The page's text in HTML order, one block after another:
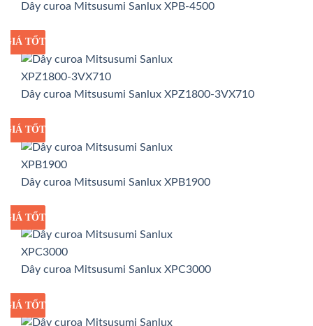
Dây curoa Mitsusumi Sanlux XPB-4500
GIÁ SỈ
GIÁ TỐT
Dây curoa Mitsusumi Sanlux XPZ1800-3VX710
GIÁ SỈ
GIÁ TỐT
Dây curoa Mitsusumi Sanlux XPB1900
GIÁ SỈ
GIÁ TỐT
Dây curoa Mitsusumi Sanlux XPC3000
GIÁ SỈ
GIÁ TỐT